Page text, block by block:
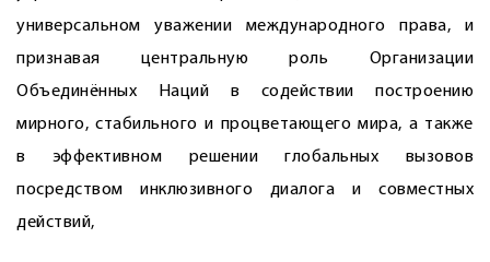
универсальном уважении международного права, и
признавая центральную роль Организации
Объединённых Наций в содействии построению
мирного, стабильного и процветающего мира, а также
в эффективном решении глобальных вызовов
посредством инклюзивного диалога и совместных
действий,